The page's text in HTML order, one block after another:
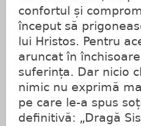
confortul și
început să
lui Hristos. Pentru
aruncat în
suferința. Dar nicio
nimic nu exprimă
pe care le-a spus
definitivă: „Dragă